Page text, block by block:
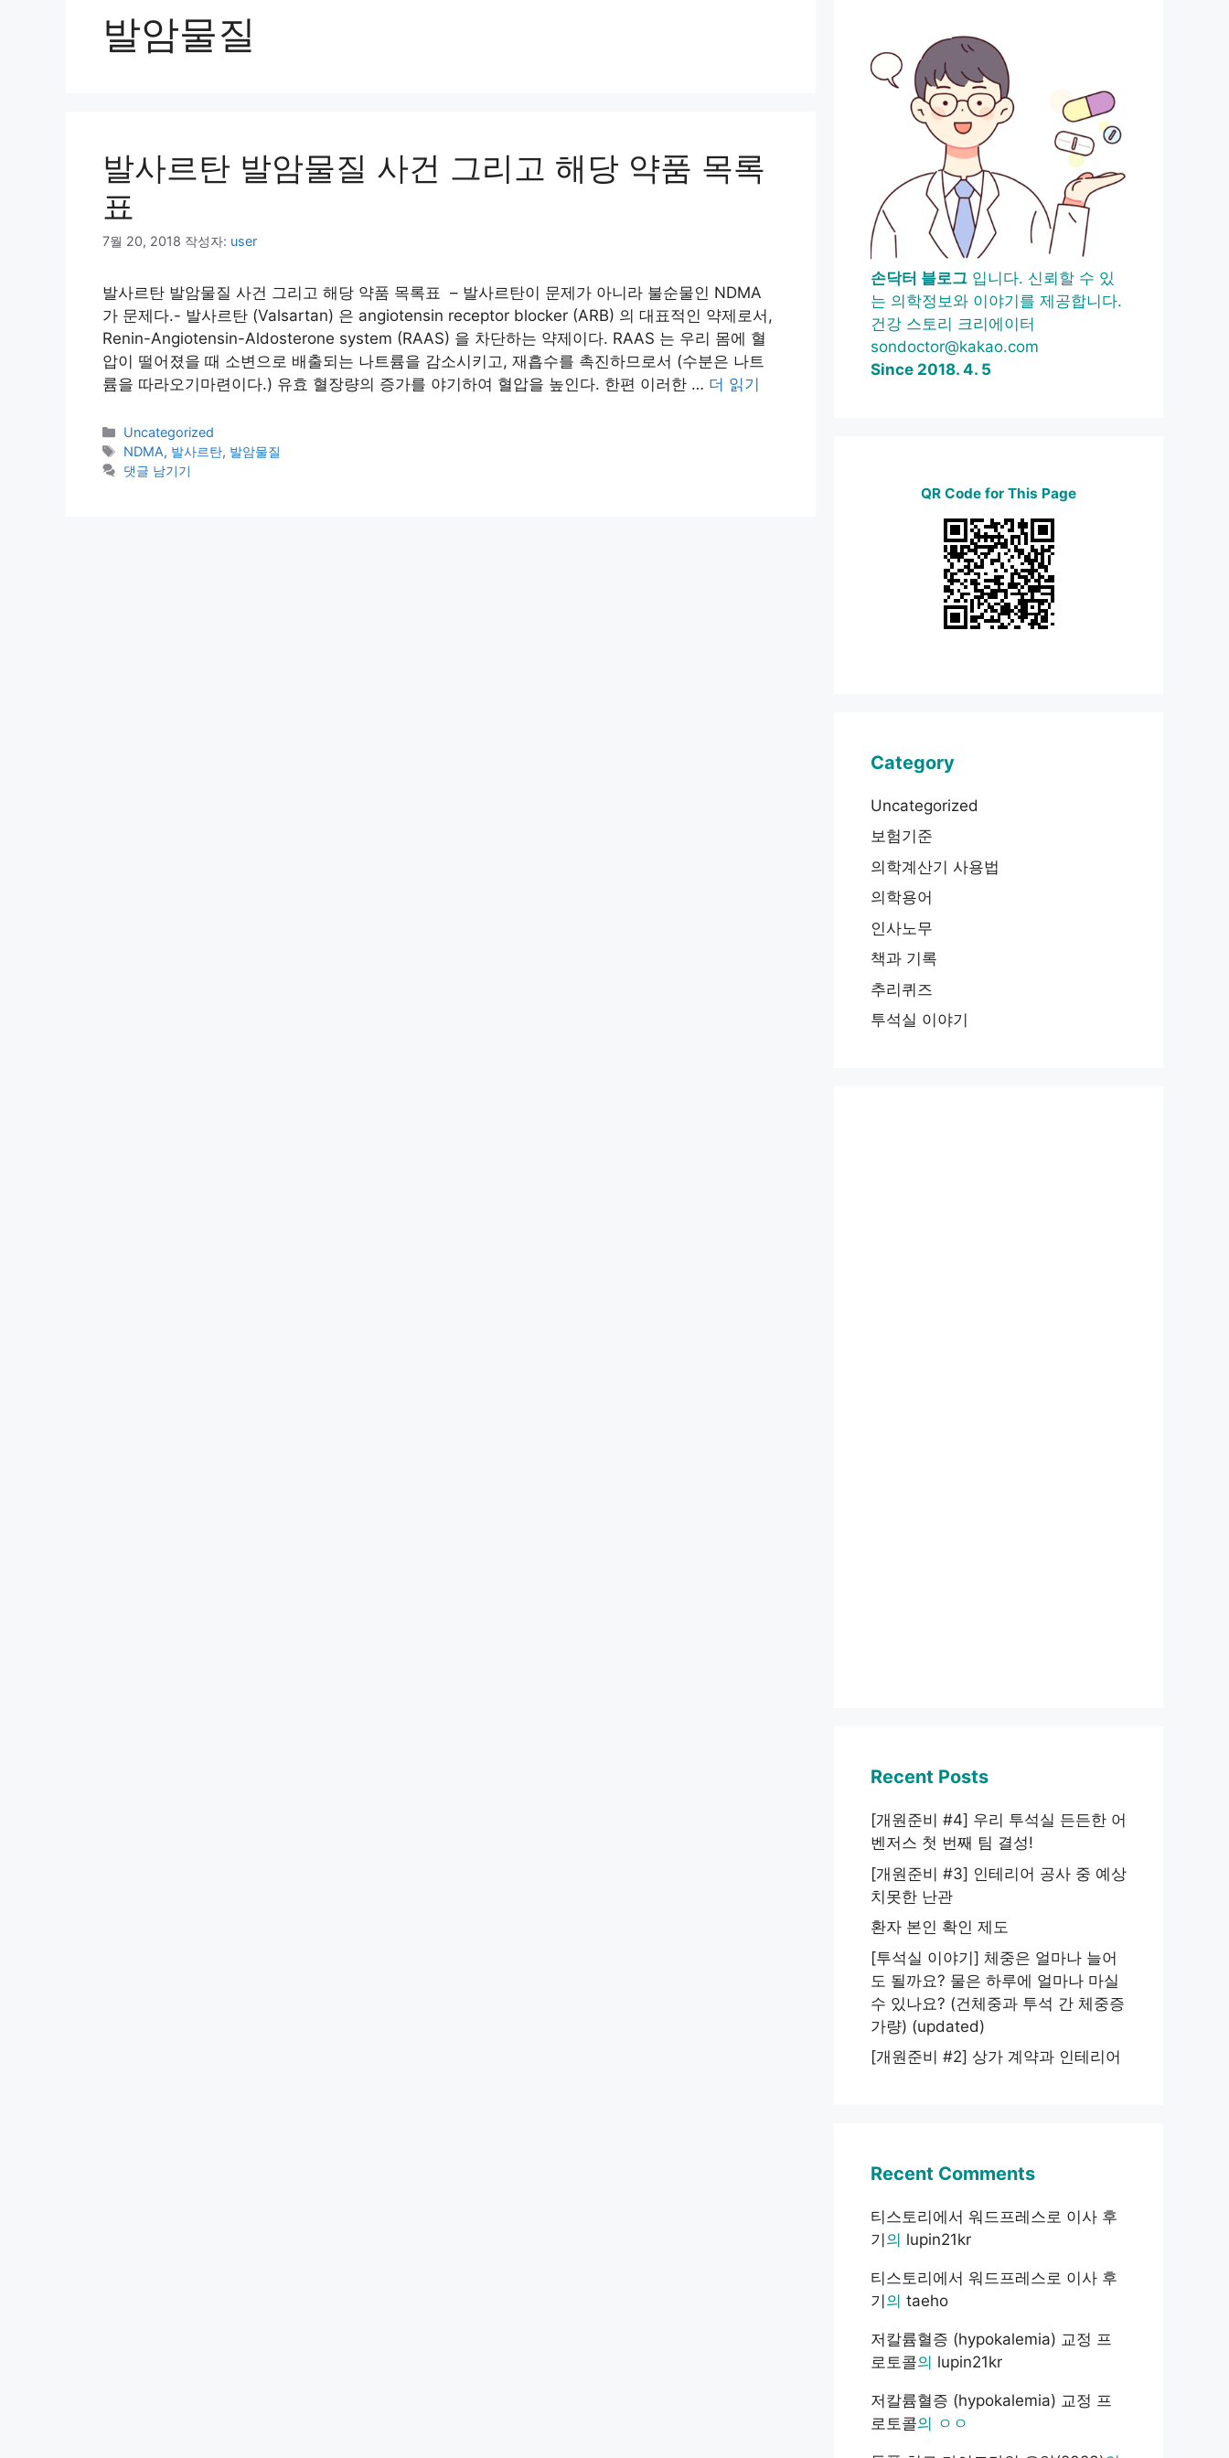
발암물질
발사르탄 발암물질 사건 그리고 해당 약품 목록
표
7월 20, 2018 작성자: user
발사르탄 발암물질 사건 그리고 해당 약품 목록표 – 발사르탄이 문제가 아니라 불순물인 NDMA
가 문제다.- 발사르탄 (Valsartan) 은 angiotensin receptor blocker (ARB) 의 대표적인 약제로서,
Renin-Angiotensin-Aldosterone system (RAAS) 을 차단하는 약제이다. RAAS 는 우리 몸에 혈
압이 떨어졌을 때 소변으로 배출되는 나트륨을 감소시키고, 재흡수를 촉진하므로서 (수분은 나트
륨을 따라오기마련이다.) 유효 혈장량의 증가를 야기하여 혈압을 높인다. 한편 이러한 … 더 읽기
카
테
고
Uncategorized
태
그
NDMA, 발사르탄, 발암물질
댓글 남기기
손닥터 블로그 입니다. 신뢰할 수 있
는 의학정보와 이야기를 제공합니다.
건강 스토리 크리에이터
sondoctor@kakao.com
Since 2018. 4. 5
QR Code for This Page
Category
Uncategorized
보험기준
의학계산기 사용법
의학용어
인사노무
책과 기록
추리퀴즈
투석실 이야기
Recent Posts
[개원준비 #4] 우리 투석실 든든한 어
벤저스 첫 번째 팀 결성!
[개원준비 #3] 인테리어 공사 중 예상
치못한 난관
환자 본인 확인 제도
[투석실 이야기] 체중은 얼마나 늘어
도 될까요? 물은 하루에 얼마나 마실
수 있나요? (건체중과 투석 간 체중증
가량) (updated)
[개원준비 #2] 상가 계약과 인테리어
Recent Comments
티스토리에서 워드프레스로 이사 후
기 의 lupin21kr
티스토리에서 워드프레스로 이사 후
기 의 taeho
저칼륨혈증 (hypokalemia) 교정 프
로토콜의 lupin21kr
저칼륨혈증 (hypokalemia) 교정 프
로토콜의 ㅇㅇ